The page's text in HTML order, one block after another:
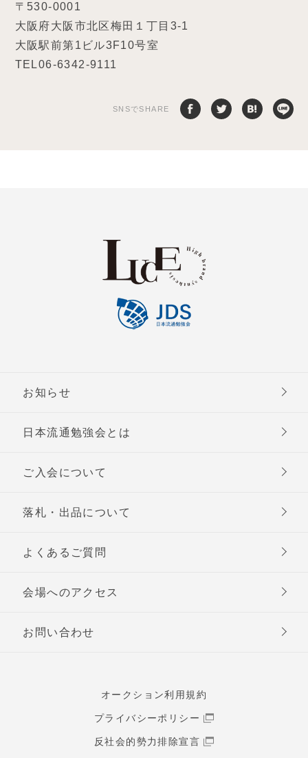
〒530-0001
大阪府大阪市北区梅田１丁目3-1
大阪駅前第1ビル3F10号室
TEL06-6342-9111
SNSでSHARE
お知らせ
日本流通勉強会とは
ご入会について
落札・出品について
よくあるご質問
会場へのアクセス
お問い合わせ
オークション利用規約
プライバシーポリシー
反社会的勢力排除宣言